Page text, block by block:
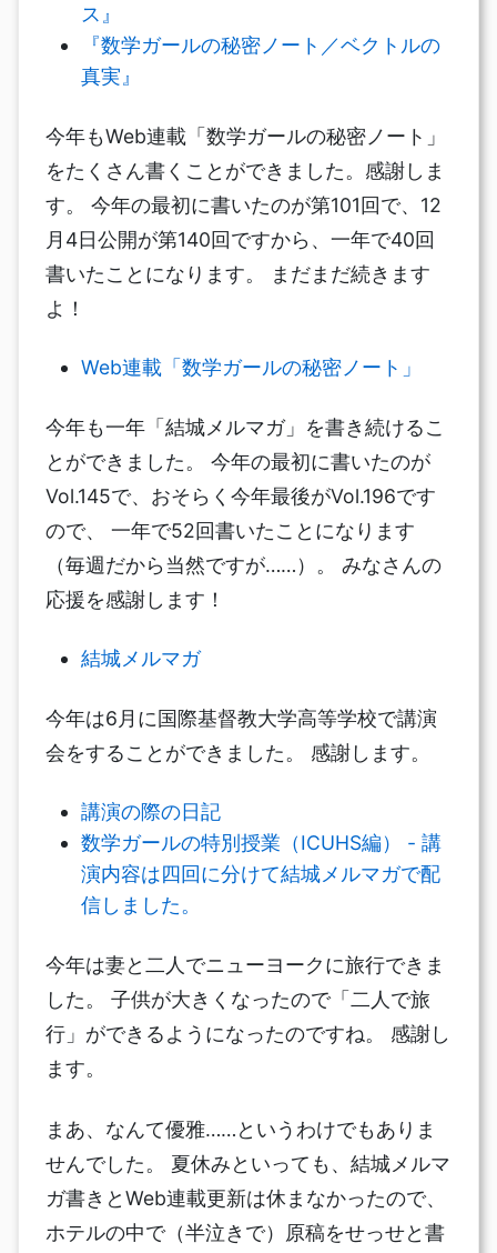
ス』
『数学ガールの秘密ノート／ベクトルの
真実』
今年もWeb連載「数学ガールの秘密ノート」
をたくさん書くことができました。感謝しま
す。 今年の最初に書いたのが第101回で、12
月4日公開が第140回ですから、一年で40回
書いたことになります。 まだまだ続きます
よ！
Web連載「数学ガールの秘密ノート」
今年も一年「結城メルマガ」を書き続けるこ
とができました。 今年の最初に書いたのが
Vol.145で、おそらく今年最後がVol.196です
ので、 一年で52回書いたことになります
（毎週だから当然ですが……）。 みなさんの
応援を感謝します！
結城メルマガ
今年は6月に国際基督教大学高等学校で講演
会をすることができました。 感謝します。
講演の際の日記
数学ガールの特別授業（ICUHS編） - 講
演内容は四回に分けて結城メルマガで配
信しました。
今年は妻と二人でニューヨークに旅行できま
した。 子供が大きくなったので「二人で旅
行」ができるようになったのですね。 感謝し
ます。
まあ、なんて優雅……というわけでもありま
せんでした。 夏休みといっても、結城メルマ
ガ書きとWeb連載更新は休まなかったので、
ホテルの中で（半泣きで）原稿をせっせと書